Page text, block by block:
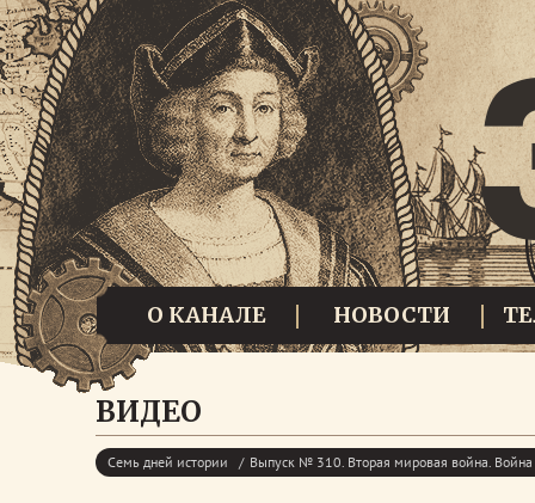
О КАНАЛЕ НОВОСТИ
ВИДЕО
Семь дней истории Выпуск № 310. Вторая мировая война.